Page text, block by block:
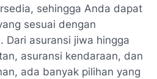
sehingga Anda dapat
sesuai dengan
Dari asuransi jiwa hingga
asuransi kendaraan, dan
ada banyak pilihan yang